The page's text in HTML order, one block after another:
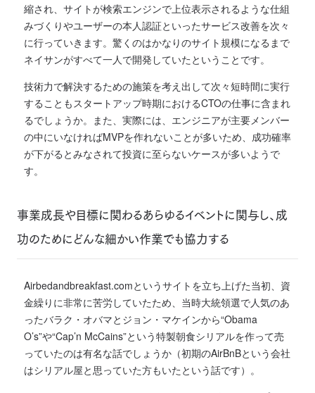
縮され、サイトが検索エンジンで上位表示されるような仕組
みづくりやユーザーの本人認証といったサービス改善を次々
に行っていきます。驚くのはかなりのサイト規模になるまで
ネイサンがすべて一人で開発していたということです。
技術力で解決するための施策を考え出して次々短時間に実行
することもスタートアップ時期におけるCTOの仕事に含まれ
るでしょうか。
また、実際には、エンジニアが主要メンバー
の中にいなければMVPを作れないことが多いため、成功確率
が下がるとみなされて投資に至らないケースが多いようで
す。
事業成長や目標に関わるあらゆるイベントに関与し、成
功のためにどんな細かい作業でも協力する
Airbedandbreakfast.comというサイトを立ち上げた当初、資
金繰りに非常に苦労していたため、当時大統領選で人気のあ
ったバラク・オバマとジョン・マケインから“Obama
O’s”や“Cap’n McCains”という特製朝食シリアルを作って売
っていたのは有名な話でしょうか（初期のAirBnBという会社
はシリアル屋と思っていた方もいたという話です）。